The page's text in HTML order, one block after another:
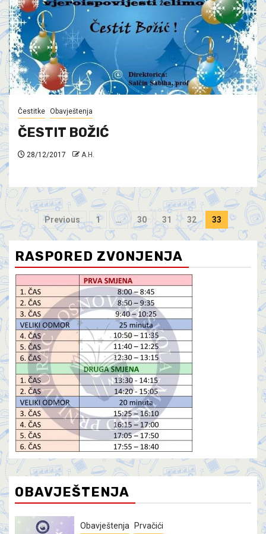
Čestitke Obavještenja
ČESTIT BOŽIĆ
28/12/2017 A.H.
Previous 1 … 30 31 32 33
RASPORED ZVONJENJA
OBAVJEŠTENJA
Obavještenja Prvačići